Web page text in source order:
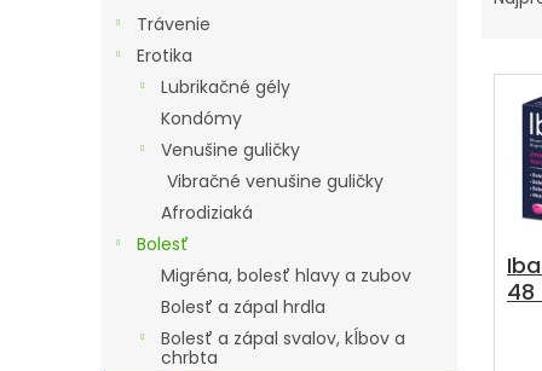
Trávenie
Erotika
Lubrikačné gély
Kondómy
Venušine guličky
Vibračné venušine guličky
Afrodiziaká
Bolesť
Migréna, bolesť hlavy a zubov
Bolesť a zápal hrdla
Bolesť a zápal svalov, kĺbov a
chrbta
EV
48